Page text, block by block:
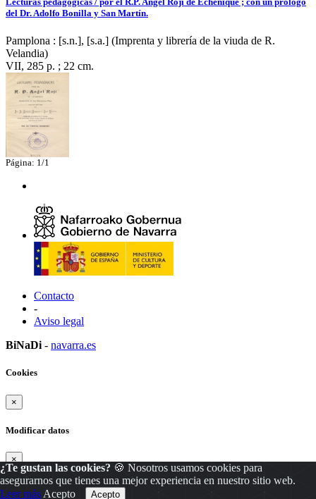
del Dr. Adolfo Bonilla y San Martín.
Pamplona : [s.n.], [s.a.] (Imprenta y librería de la viuda de R.
Velandia)
VII, 285 p. ; 22 cm.
Página: 1/1
Contacto
-
Aviso legal
BiNaDi - navarra.es
¿Te gustan las cookies? 🍪 Nosotros usamos cookies para
asegurarnos que tienes una mejor experiencia en nuestro sitio web.
Leer más Acepto
Cookies
×
Modificar datos
×
Modificar Cancelar